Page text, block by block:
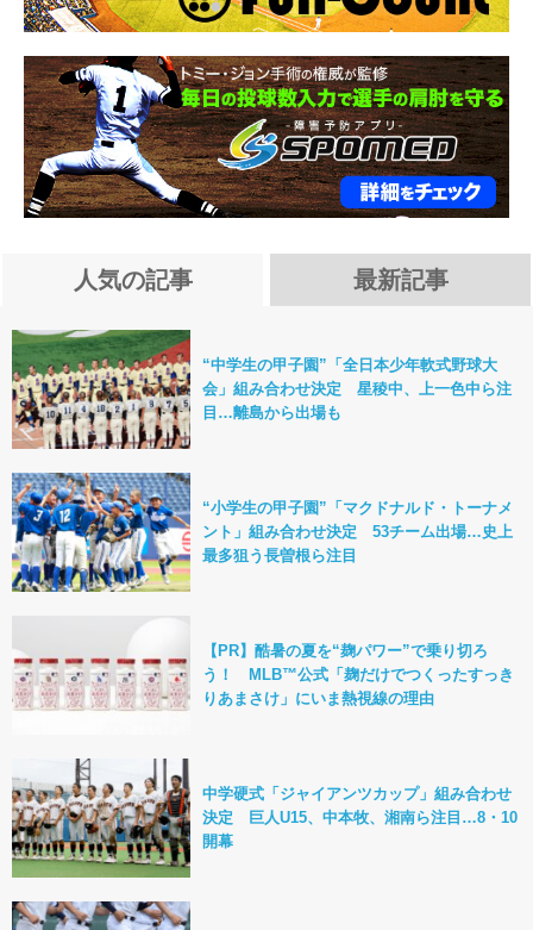
人気の記事 最新記事
“中学生の甲子園”「全日本少年軟式野球大
会」組み合わせ決定 星稜中、上一色中ら注
目…離島から出場も
“小学生の甲子園”「マクドナルド・トーナメ
ント」組み合わせ決定 53チーム出場…史上
最多狙う長曽根ら注目
【PR】酷暑の夏を“麹パワー”で乗り切ろ
う！ MLB™公式「麹だけでつくったすっき
りあまさけ」にいま熱視線の理由
中学硬式「ジャイアンツカップ」組み合わせ
決定 巨人U15、中本牧、湘南ら注目…8・10
開幕